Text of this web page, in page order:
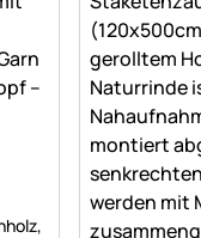
abgegeben